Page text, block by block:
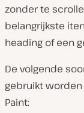
zonder te
belangrijkste
heading of een
De volgende
gebruikt worden
Paint: